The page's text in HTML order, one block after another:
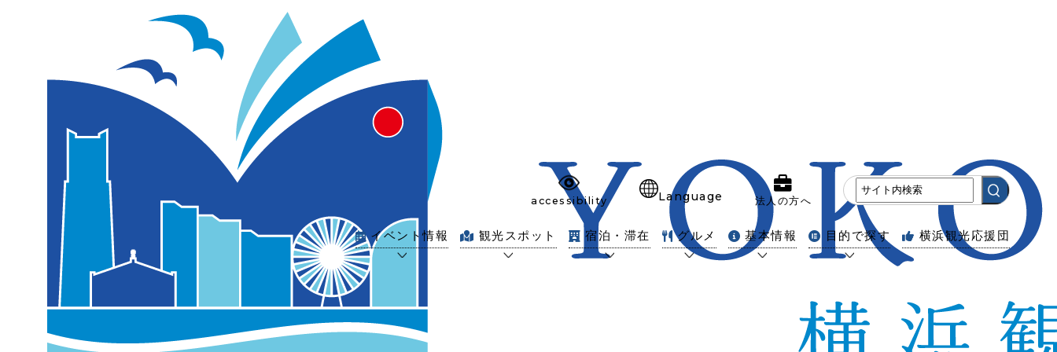
accessibility
Language
法人の方へ
イベント情報 観光スポット 宿泊・滞在 グルメ 基本情報 目的で探す 横浜観光応援団